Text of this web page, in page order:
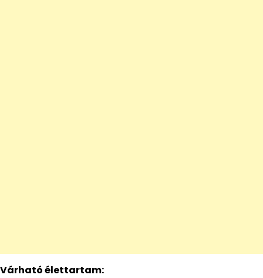
Várható élettartam: